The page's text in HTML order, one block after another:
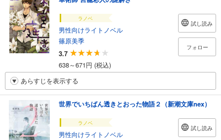
ラノベ
男性向けライトノベル
篠原美季
3.7
638～671円 (税込)
試し読み
フォロー
あらすじを表示する
世界でいちばん透きとおった物語２（新潮文庫nex）
ラノベ
男性向けライトノベル
試し読み